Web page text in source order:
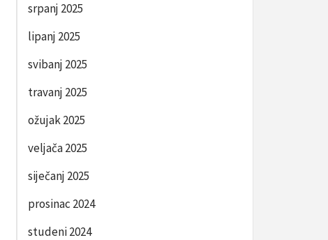
srpanj 2025
lipanj 2025
svibanj 2025
travanj 2025
ožujak 2025
veljača 2025
siječanj 2025
prosinac 2024
studeni 2024